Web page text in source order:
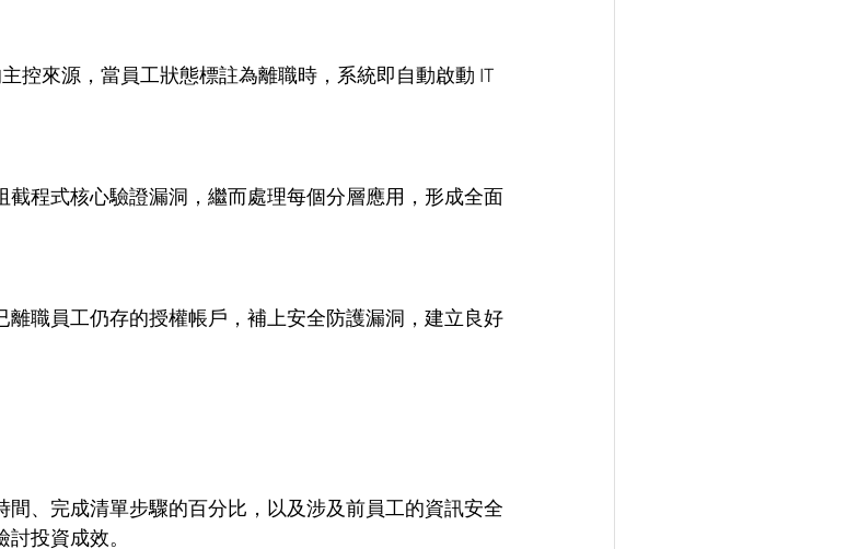
控來源，當員工狀態標註為離職時，系統即自動啟動 IT
程式核心驗證漏洞，繼而處理每個分層應用，形成全面
職員工仍存的授權帳戶，補上安全防護漏洞，建立良好
、完成清單步驟的百分比，以及涉及前員工的資訊安全
投資成效。